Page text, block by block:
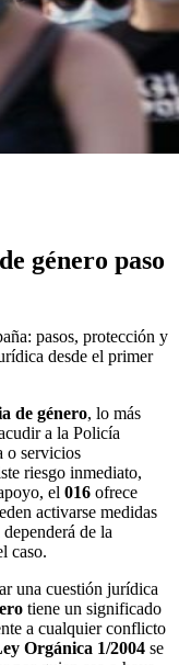
género paso
pasos, protección y
desde el primer
de género, lo más
a la Policía
o servicios
riesgo inmediato,
el 016 ofrece
activarse medidas
de la
caso.
una cuestión jurídica
tiene un significado
a cualquier conflicto
Orgánica 1/2004 se